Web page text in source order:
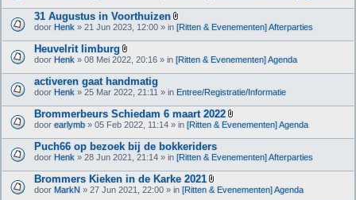
31 Augustus in Voorthuizen
B
j
a
g
(
)
door Henk » 21 Jun 2023, 12:00 » in [Ritten & Evenementen] Afterparties
Heuvelrit limburg
B
j
l
a
g
e
(
)
door Henk » 08 Mei 2022, 20:16 » in [Ritten & Evenementen] Agenda
activeren gaat handmatig
door Henk » 25 Mar 2022, 21:11 » in Entree/Registratie/Informatie
Brommerbeurs Schiedam 6 maart 2022
B
j
a
g
(
door earlymb» 05 Feb 2022, 11:14 » in [Ritten & Evenementen] Agenda
Puch66 op bezoek bij de bokkeriders
door Henk » 28 Jun 2021, 21:14 » in [Ritten & Evenementen] Afterparties
Brommers Kieken in de Karke 2021
B
door MarkN » 27 Jun 2021, 22:00 » in [Ritten & Evenementen] Agenda